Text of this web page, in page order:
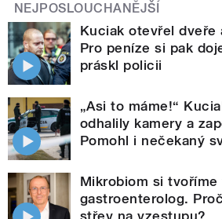
NEJPOSLOUCHANĚJŠÍ
Kuciak otevřel dveře
Pro peníze si pak
práskl policii
„Asi to máme!“
odhalily kamery a
Pomohl i nečekaný
Mikrobiom si
gastroenterolog.